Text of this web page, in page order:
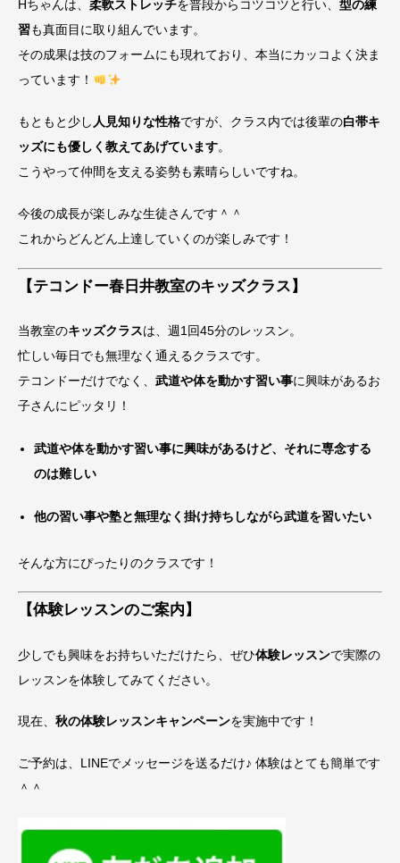
Hちゃんは、 柔軟ストレッチを普段からコツコツと行い、 型の練
習も真面目に取り組んでいます。
その成果は技のフォームにも現れており、本当にカッコよく決ま
っています！
もともと少し 人見知りな性格ですが、クラス内では後輩の白帯キ
ッズにも優しく教えてあげています。
こうやって仲間を支える姿勢も素晴らしいですね。
今後の成長が楽しみな生徒さんです＾＾
これからどんどん上達していくのが楽しみです！
【テコンドー春日井教室のキッズクラス】
当教室のキッズクラスは、週1回45分のレッスン。
忙しい毎日でも無理なく通えるクラスです。
テコンドーだけでなく、 武道や体を動かす習い事に興味があるお
子さんにピッタリ！
武道や体を動かす習い事に興味があるけど、それに専念する
のは難しい
他の習い事や塾と無理なく掛け持ちしながら武道を習いたい
そんな方にぴったりのクラスです！
【体験レッスンのご案内】
少しでも興味をお持ちいただけたら、ぜひ体験レッスンで実際の
レッスンを体験してみてください。
現在、 秋の体験レッスンキャンペーンを実施中です！
ご予約は、LINEでメッセージを送るだけ♪ 体験はとても簡単です
＾＾